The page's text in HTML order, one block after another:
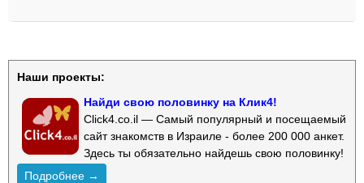
Наши проекты:
Найди свою половинку на Клик4!
Click4.co.il — Самый популярный и посещаемый
сайт знакомств в Израиле - более 200 000 анкет.
Здесь ты обязательно найдешь свою половинку!
Подробнее →